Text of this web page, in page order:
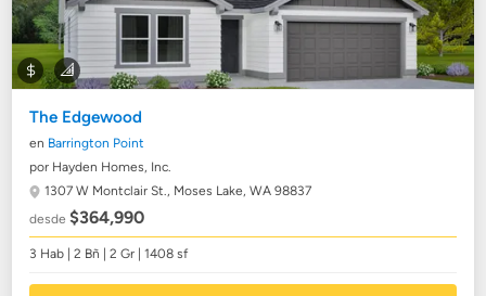
The Edgewood
en Barrington Point
por Hayden Homes, Inc.
1307 W Montclair St., Moses Lake, WA 98837
desde$364,990
3 Hab | 2 Bñ | 2 Gr | 1408 sf